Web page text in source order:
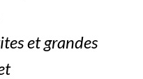
et grandes